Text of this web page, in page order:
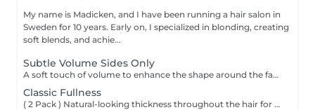
My name is Madicken, and I have been running a hair salon in
Sweden for 10 years. Early on, I specialized in blonding, creating
soft blends, and achie...
Subtle Volume Sides Only
A soft touch of volume to enhance the shape around the face. Please remember to arrive with freshly washed hair and no products at the roots, ensuring the best possible result for your extension application.
Classic Fullness
( 2 Pack ) Natural-looking thickness throughout the hair for an effortlessly fuller feel.